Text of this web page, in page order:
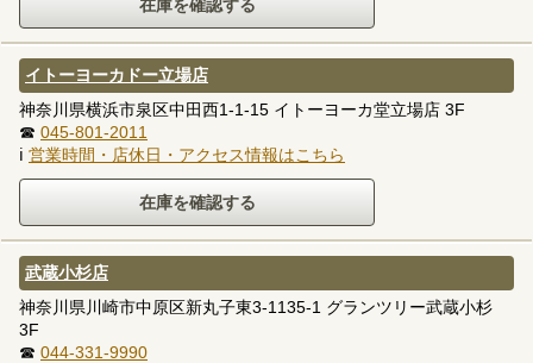
イトーヨーカドー立場店
神奈川県横浜市泉区中田西1-1-15 イトーヨーカ堂立場店 3F
☎ 045-801-2011
ℹ 営業時間・店休日・アクセス情報はこちら
武蔵小杉店
神奈川県川崎市中原区新丸子東3-1135-1 グランツリー武蔵小杉
3F
☎ 044-331-9990